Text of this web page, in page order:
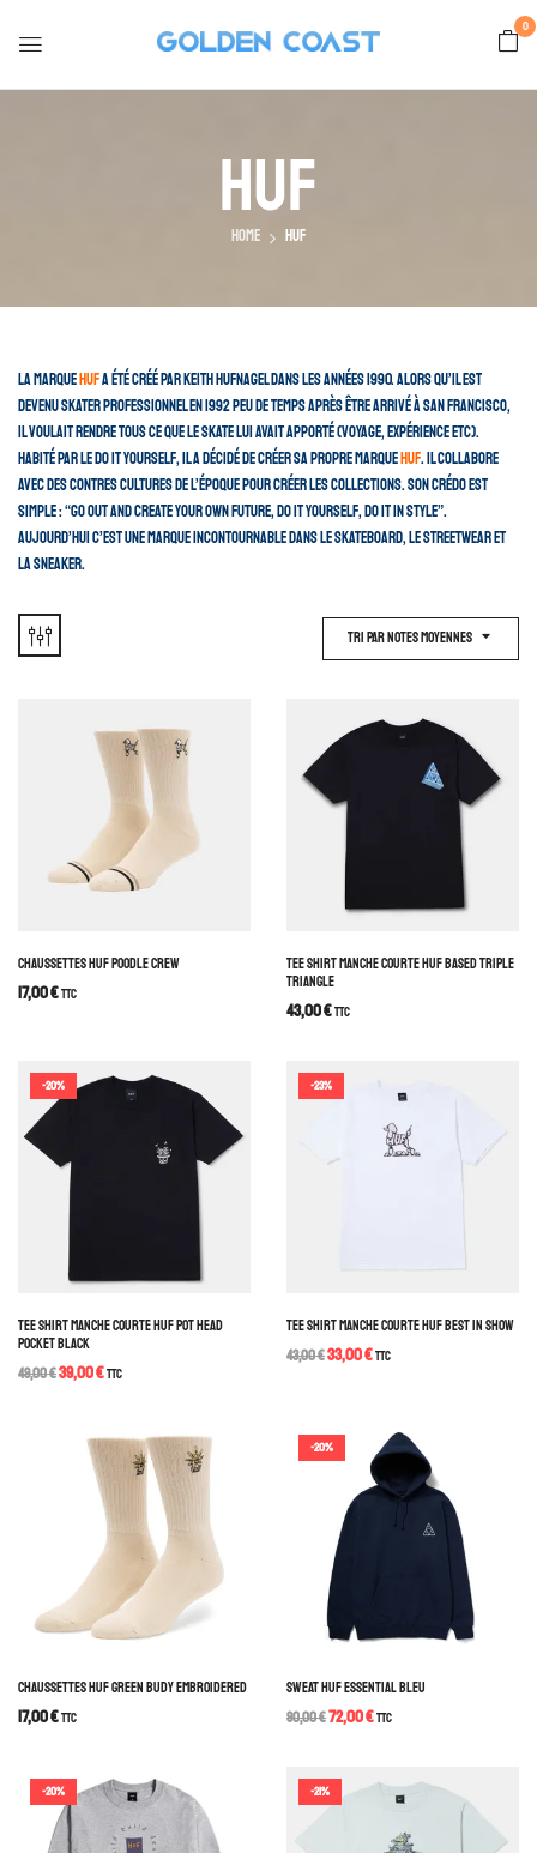
0
Huf
Home Huf
La marque Hufa été créé par Keith Hufnagel dans les années 1990. Alors qu’il est
devenu skater professionnel en 1992 peu de temps après être arrivé à San Francisco,
il voulait rendre tous ce que le skate lui avait apporté (voyage, expérience etc).
Habité par le Do It Yourself, il a décidé de créer sa propre marque HUF. Il collabore
avec des contres cultures de l’époque pour créer les collections. Son crédo est
simple : “go out and create your own future, do it yourself, do it in style”.
Aujourd’hui c’est une marque incontournable dans le skateboard, le Streetwear et
la sneaker.
Tri Par Notes Moyennes
CHAUSSETTES HUF POODLE CREW
17,00€TTC
TEE SHIRT MANCHE COURTE HUF BASED TRIPLE
TRIANGLE
43,00€TTC
-20%
TEE SHIRT MANCHE COURTE HUF POT HEAD
POCKET BLACK
49,00€39,00€TTC
-23%
TEE SHIRT MANCHE COURTE HUF BEST IN SHOW
43,00€33,00€TTC
CHAUSSETTES HUF GREEN BUDY EMBROIDERED
17,00€TTC
-20%
SWEAT HUF ESSENTIAL BLEU
90,00€72,00€TTC
-20% -21%